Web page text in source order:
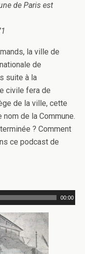
de Paris est
la ville de
de
suite à la
civile fera de
de la ville, cette
de la Commune.
? Comment
ce podcast de
00:00